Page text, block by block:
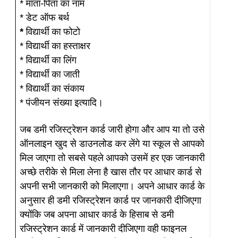
* माता-पिता का नाम
* डेट ऑफ बर्थ
*विद्यार्थी का फोटो
* विद्यार्थी का हस्ताक्षर
* विद्यार्थी का लिंग
* विद्यार्थी का जाती
* विद्यार्थी का संकाय
* पंजीयन संख्या इत्यादि।
जब डमी रजिस्ट्रेशन कार्ड जारी होगा और आप या तो उसे
ऑनलाइन खुद से डाउनलोड कर लेंगे या स्कूल से आपको
मिल जाएगा तो सबसे पहले आपको उसमें हर एक जानकारी
अच्छे तरीके से मिला लेना है खास तौर पर आधार कार्ड से
अपनी सभी जानकारी को मिलाएगा। अपने आधार कार्ड के
अनुसार ही डमी रजिस्ट्रेशन कार्ड पर जानकारी दीजिएगा
क्योंकि जब अपना आधार कार्ड के हिसाब से डमी
रजिस्ट्रेशन कार्ड में जानकारी दीजिएगा वही फाइनल